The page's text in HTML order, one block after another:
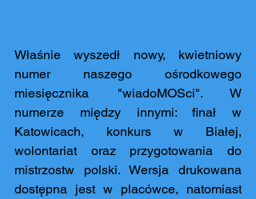
Właśnie wyszedł nowy, kwietniowy
numer naszego ośrodkowego
miesięcznika "wiadoMOSci". W
numerze między innymi: finał w
Katowicach, konkurs w Białej,
wolontariat oraz przygotowania do
mistrzostw polski. Wersja drukowana
dostępna jest w placówce, natomiast